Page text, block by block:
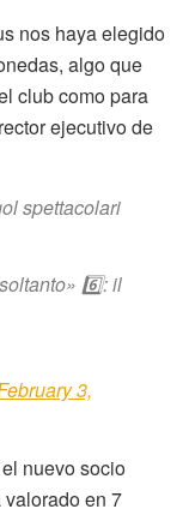
nos haya elegido
algo que
club como para
ejecutivo de
spettacolari
6️⃣: il
3,
nuevo socio
en 7